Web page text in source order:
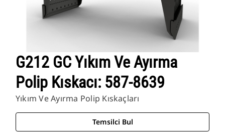
G212 GC Yıkım Ve Ayırma
Polip Kıskacı: 587-8639
Yıkım Ve Ayırma Polip Kıskaçları
Temsilci Bul